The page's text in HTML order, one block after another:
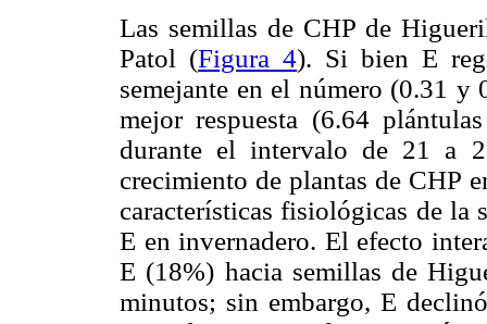
Las semillas de CHP de
Patol (Figura 4). Si bien E
semejante en el número (0.31
mejor respuesta (6.64
durante el intervalo de 21 a
crecimiento de plantas de CHP
características fisiológicas de
E en invernadero. El efecto
E (18%) hacia semillas de
minutos; sin embargo, E